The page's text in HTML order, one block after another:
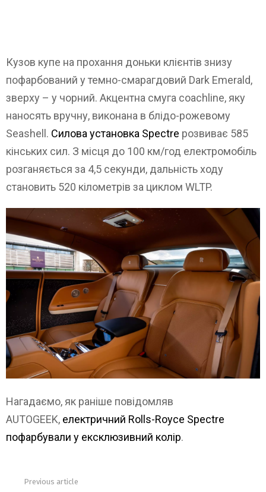
Кузов купе на прохання доньки клієнтів знизу
пофарбований у темно-смарагдовий Dark Emerald,
зверху – у чорний. Акцентна смуга coachline, яку
наносять вручну, виконана в блідо-рожевому
Seashell. Силова установка Spectre розвиває 585
кінських сил. З місця до 100 км/год електромобіль
розганяється за 4,5 секунди, дальність ходу
становить 520 кілометрів за циклом WLTP.
Нагадаємо, як раніше повідомляв
AUTOGEEK, електричний Rolls-Royce Spectre
пофарбували у ексклюзивний колір.
Previous article